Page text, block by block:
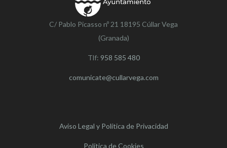
C/ Pablo Picasso nº 21 18195 Cúllar Vega
(Granada)
Tlf: 958 585 480
comunicate@cullarvega.com
Aviso Legal y Política de Privacidad
Política de Cookies